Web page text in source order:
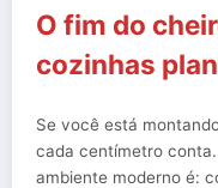
O fim do
cozinhas
Se você está
cada centímetro
ambiente moderno é: